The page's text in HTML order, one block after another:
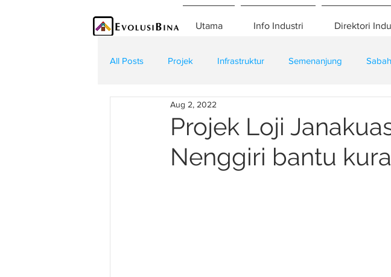
Utama Info Industri Direktori
All Posts Projek Infrastruktur Semenanjung
Teknologi Kontraktor
Projek Loji
Nenggiri bantu
Aug 2, 2022